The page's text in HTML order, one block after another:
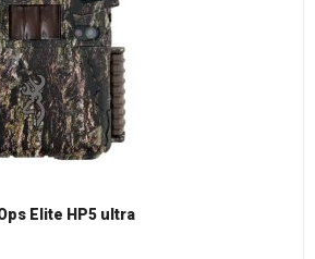
Elite HP5 ultra